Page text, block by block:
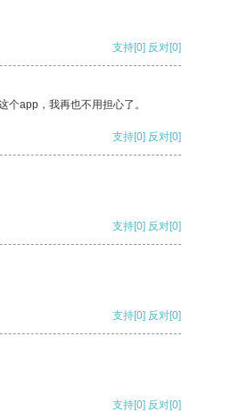
支持[0] 反对[0]
app，我再也不用担心了。
支持[0] 反对[0]
支持[0] 反对[0]
支持[0] 反对[0]
支持[0] 反对[0]